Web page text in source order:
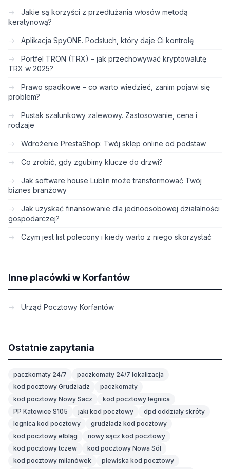
Jakie są korzyści z przedłużania włosów metodą
keratynową?
Aplikacja SpyONE. Podsłuch, który daje Ci kontrolę
Portfel TRON (TRX) – jak przechowywać kryptowalutę
TRX w 2025?
Prawo spadkowe – co warto wiedzieć, zanim pojawi się
problem?
Pustak szalunkowy zalewowy. Zastosowanie, cena i
rodzaje
Wdrożenie PrestaShop: Twój sklep online od podstaw
Co zrobić, gdy zgubimy klucze do drzwi?
Jak software house Lublin może transformować Twój
biznes branżowy
Jak uzyskać finansowanie dla jednoosobowej działalności
gospodarczej?
Czym jest list polecony i kiedy warto z niego skorzystać
Inne placówki w Korfantów
Urząd Pocztowy Korfantów
Ostatnie zapytania
paczkomaty 24/7
paczkomaty 24/7 lokalizacja
kod pocztowy Grudziadz
paczkomaty
kod pocztowy Nowy Sacz
kod pocztowy legnica
PP Katowice S105
jaki kod pocztowy
dpd oddziały skróty
legnica kod pocztowy
grudziadz kod pocztowy
kod pocztowy elbląg
nowy sącz kod pocztowy
kod pocztowy tczew
kod pocztowy Nowa Sól
kod pocztowy milanówek
plewiska kod pocztowy